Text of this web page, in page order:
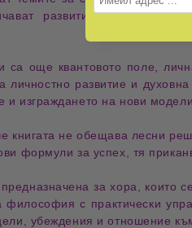
развитието му, и
са още квантовото поле
личностно развитие и
и изграждането на нови
книгата не обещава лесни
формули за успех, тя
за хора, които
философия с практически
убеждения и отношение